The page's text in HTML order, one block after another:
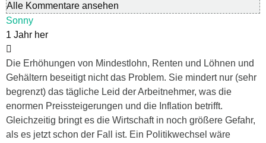
Alle Kommentare ansehen
Sonny
1 Jahr her
Die Erhöhungen von Mindestlohn, Renten und Löhnen und
Gehältern beseitigt nicht das Problem. Sie mindert nur (sehr
begrenzt) das tägliche Leid der Arbeitnehmer, was die
enormen Preissteigerungen und die Inflation betrifft.
Gleichzeitig bringt es die Wirtschaft in noch größere Gefahr,
als es jetzt schon der Fall ist. Ein Politikwechsel wäre